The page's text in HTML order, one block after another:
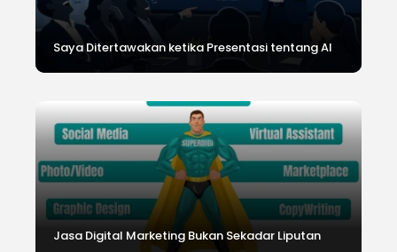
Saya Ditertawakan ketika Presentasi tentang AI
Jasa Digital Marketing Bukan Sekadar Liputan